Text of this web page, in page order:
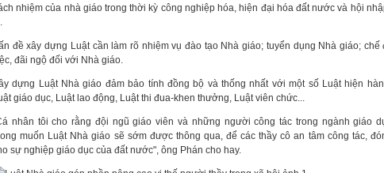
nhiệm của nhà giáo trong thời kỳ công nghiệp hóa, hiện đại hóa đất nước và hội
đề xây dựng Luật cần làm rõ nhiệm vụ đào tạo Nhà giáo; tuyển dụng Nhà giáo; chế
đãi ngộ đối với Nhà giáo.
dựng Luật Nhà giáo đảm bảo tính đồng bộ và thống nhất với một số Luật hiện
giáo dục, Luật lao động, Luật thi đua-khen thưởng, Luật viên chức...
nhân tôi cho rằng đội ngũ giáo viên và những người công tác trong ngành giáo
muốn Luật Nhà giáo sẽ sớm được thông qua, để các thầy cô an tâm công tác,
sự nghiệp giáo dục của đất nước", ông Phán cho hay.